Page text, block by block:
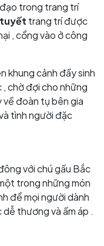
đạo trong trang trí
trang trí được
, cổng vào ở công
khung cảnh đầy sinh
chờ đợi cho những
đoàn tụ bên gia
tình người đặc
với chú gấu Bắc
trong những món
để mọi người dành
thương và ấm áp .